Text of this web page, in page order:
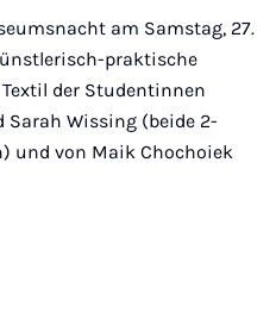
am Samstag, 27.
praktische
der Studentinnen
Wissing (beide 2-
und von Maik Chochoiek